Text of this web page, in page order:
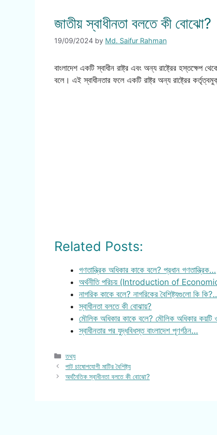
জাতীয় স্বাধীনতা বলতে কী বোঝো?
19/09/2024 by Md. Saifur Rahman
বাংলাদেশ একটি স্বাধীন রাষ্ট্র এবং অন্য রাষ্ট্রের হস্তক্ষেপ
বলে। এই স্বাধীনতার ফলে একটি রাষ্ট্র অন্য রাষ্ট্রের
Related Posts:
গণতান্ত্রিক অধিকার কাকে বলে? প্রধান গণতান্ত্রিক…
অর্থনীতি পরিচয় (Introduction of
নাগরিক কাকে বলে? নাগরিকের বৈশিষ্ট্যগুলো কি
স্বাধীনতা বলতে কী বোঝায়?
মৌলিক অধিকার কাকে বলে? মৌলিক অধিকার কয়টি
স্বাধীনতার পর যুদ্ধবিধস্ত বাংলাদেশ পূণর্গঠন…
Categories
তথ্য
পাট চাষোপযোগী মাটির বৈশিষ্ট্য
অর্থনৈতিক স্বাধীনতা বলতে কী বোঝো?